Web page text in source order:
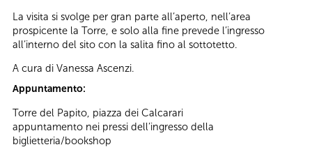
La visita si svolge per gran parte all’aperto, nell’area
prospicente la Torre, e solo alla fine prevede l’ingresso
all’interno del sito con la salita fino al sottotetto.
A cura di Vanessa Ascenzi.
Appuntamento:
Torre del Papito, piazza dei Calcarari
appuntamento nei pressi dell’ingresso della
biglietteria/bookshop